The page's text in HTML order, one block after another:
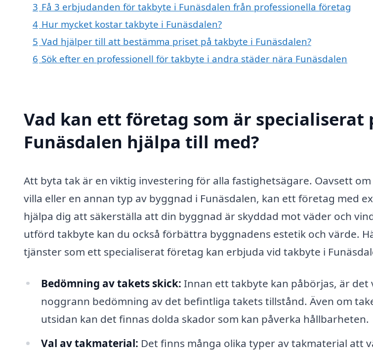
3 Få 3 erbjudanden för takbyte i Funäsdalen från professionella företag
4 Hur mycket kostar takbyte i Funäsdalen?
5 Vad hjälper till att bestämma priset på takbyte i Funäsdalen?
6 Sök efter en professionell för takbyte i andra städer nära Funäsdalen
Vad kan ett företag som är specialiserat
Funäsdalen hjälpa till med?
Att byta tak är en viktig investering för alla fastighetsägare. Oavsett
villa eller en annan typ av byggnad i Funäsdalen, kan ett företag med
hjälpa dig att säkerställa att din byggnad är skyddad mot väder och
utförd takbyte kan du också förbättra byggnadens estetik och värde.
tjänster som ett specialiserat företag kan erbjuda vid takbyte i
Bedömning av takets skick: Innan ett takbyte kan påbörjas, är
noggrann bedömning av det befintliga takets tillstånd. Även om
utsidan kan det finnas dolda skador som kan påverka hållbarheten.
Val av takmaterial: Det finns många olika typer av takmaterial att